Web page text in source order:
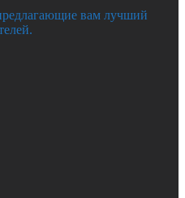
вам лучший